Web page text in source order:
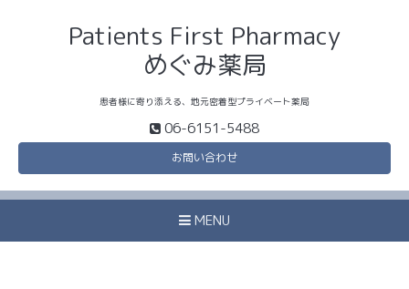
Patients First Pharmacy
めぐみ薬局
患者様に寄り添える、地元密着型プライベート薬局
06-6151-5488
お問い合わせ
MENU